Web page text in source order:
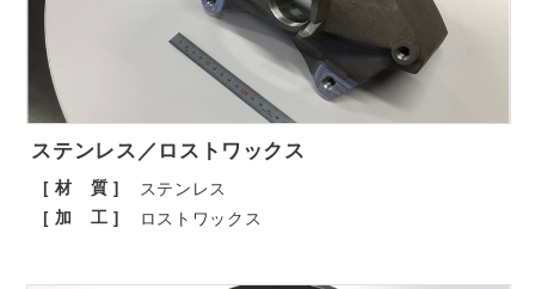
ステンレス／ロストワックス
[ 材 質 ] ステンレス
[ 加 工 ] ロストワックス